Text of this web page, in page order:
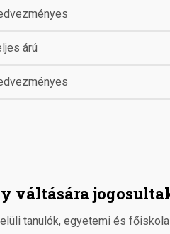
árú
váltására
tanulók, egyetemi és